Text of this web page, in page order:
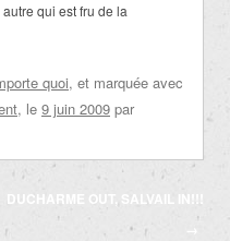
qui est fru de la
quoi, et marquée avec
, le 9 juin 2009 par
DUCHARME OUT, SALVAIL IN!!!
→